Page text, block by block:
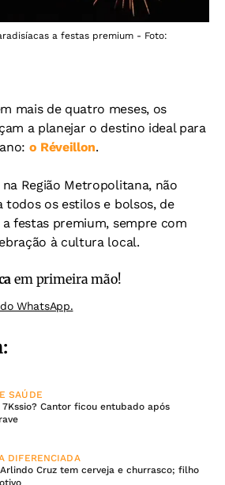
a festas premium - Foto:
mais de quatro meses, os
a planejar o destino ideal para
o Réveillon.
Região Metropolitana, não
todos os estilos e bolsos, de
a festas premium, sempre com
à cultura local.
em primeira mão!
WhatsApp.
SAÚDE
7Kssio? Cantor ficou entubado após
DIFERENCIADA
Cruz tem cerveja e churrasco; filho